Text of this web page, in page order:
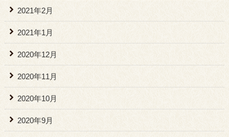
2021年2月
2021年1月
2020年12月
2020年11月
2020年10月
2020年9月